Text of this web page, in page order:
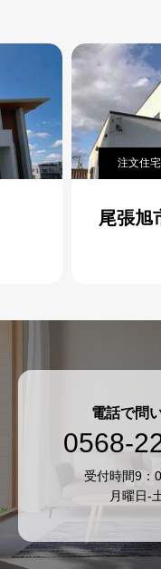
注文住宅
尾張旭市 注
電話で問
0568-
受付時間9：
月曜日-